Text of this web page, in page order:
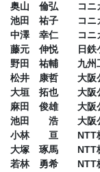
奥山 倫弘 コニカ
池田 祐子 コニカ
中澤 幸仁 コニカ
藤元 伸悦 日鉄ケ
野田 祐輔 九州
松井 康哲 大阪
大垣 拓也 大阪
麻田 俊雄 大阪
池田 浩 大阪公
小林 亘 NTT株
大塚 琢馬 NTT
若林 勇希 NTT